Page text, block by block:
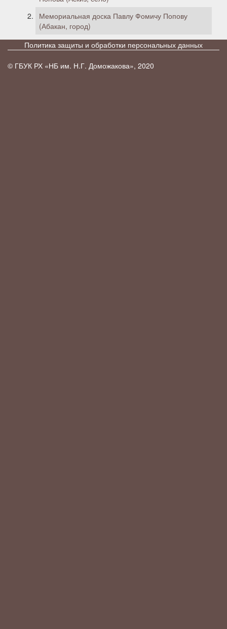
Мемориальная доска Павлу Фомичу Попову
(Абакан, город)
Политика защиты и обработки персональных данных
© ГБУК РХ «НБ им. Н.Г. Доможакова», 2020